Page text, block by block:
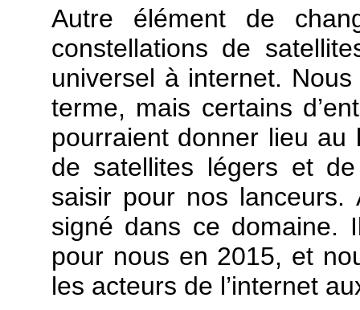
Autre élément de
constellations de
universel à internet.
terme, mais certains
pourraient donner lieu au
de satellites légers et
saisir pour nos lanceurs.
signé dans ce domaine.
pour nous en 2015, et
les acteurs de l’internet